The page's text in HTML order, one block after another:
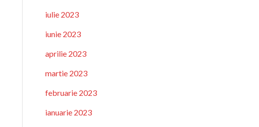
iulie 2023
iunie 2023
aprilie 2023
martie 2023
februarie 2023
ianuarie 2023